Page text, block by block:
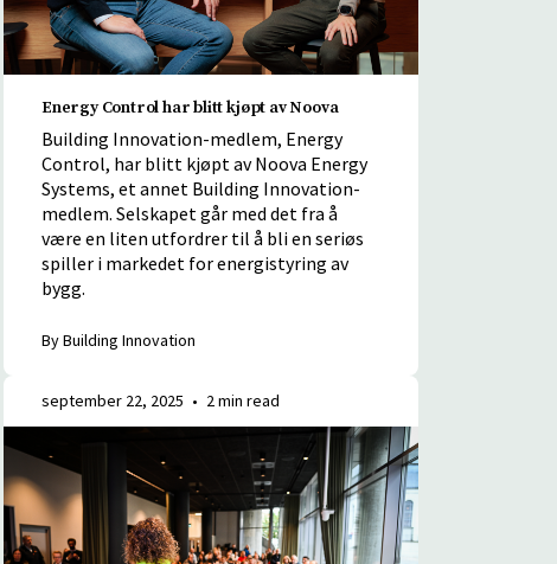
Energy Control har blitt kjøpt av Noova
Building Innovation-medlem, Energy
Control, har blitt kjøpt av Noova Energy
Systems, et annet Building Innovation-
medlem. Selskapet går med det fra å
være en liten utfordrer til å bli en seriøs
spiller i markedet for energistyring av
bygg.
By Building Innovation
september 22, 2025 • 2 min read